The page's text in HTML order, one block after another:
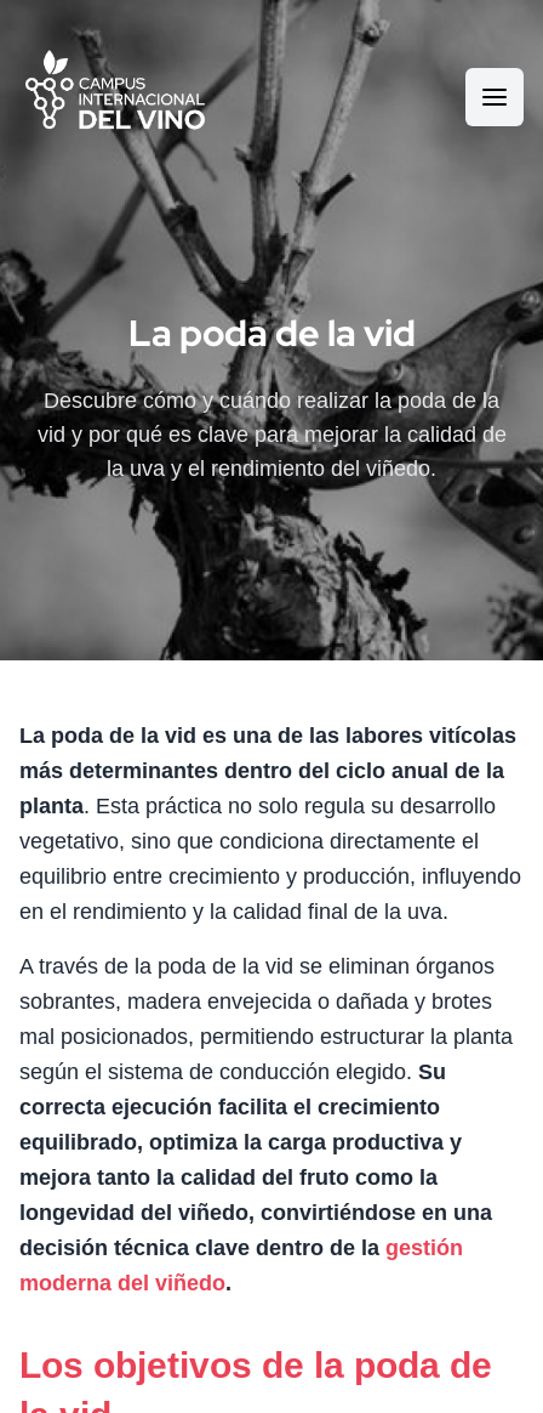
La poda de la vid
Descubre cómo y cuándo realizar la poda de la
vid y por qué es clave para mejorar la calidad de
la uva y el rendimiento del viñedo.
La poda de la vid es una de las labores vitícolas
más determinantes dentro del ciclo anual de la
planta. Esta práctica no solo regula su desarrollo
vegetativo, sino que condiciona directamente el
equilibrio entre crecimiento y producción, influyendo
en el rendimiento y la calidad final de la uva.
A través de la poda de la vid se eliminan órganos
sobrantes, madera envejecida o dañada y brotes
mal posicionados, permitiendo estructurar la planta
según el sistema de conducción elegido. Su
correcta ejecución facilita el crecimiento
equilibrado, optimiza la carga productiva y
mejora tanto la calidad del fruto como la
longevidad del viñedo, convirtiéndose en una
decisión técnica clave dentro de la gestión
moderna del viñedo.
Los objetivos de la poda de